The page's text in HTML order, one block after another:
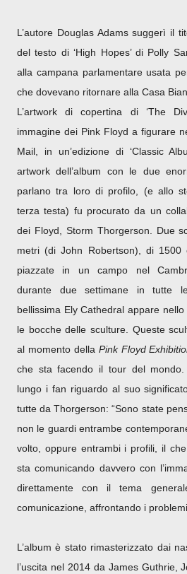
L’autore Douglas Adams suggerì il
del testo di ‘High Hopes’ di Polly
alla campana parlamentare usata
che dovevano ritornare alla Casa
L’artwork di copertina di ‘The
immagine dei Pink Floyd a figurare
Mail, in un’edizione di ‘Classic
artwork dell’album con le due
parlano tra loro di profilo, (e allo
terza testa) fu procurato da un
dei Floyd, Storm Thorgerson. Due
metri (di John Robertson), di 1500
piazzate in un campo nel
durante due settimane in tutte
bellissima Ely Cathedral appare
le bocche delle sculture. Queste
al momento della Pink Floyd
che sta facendo il tour del mondo.
lungo i fan riguardo al suo
tutte da Thorgerson: “Sono state
non le guardi entrambe
volto, oppure entrambi i profili, il
sta comunicando davvero con
direttamente con il tema
comunicazione, affrontando i
L’album è stato rimasterizzato dai
l’uscita nel 2014 da James Guthrie,